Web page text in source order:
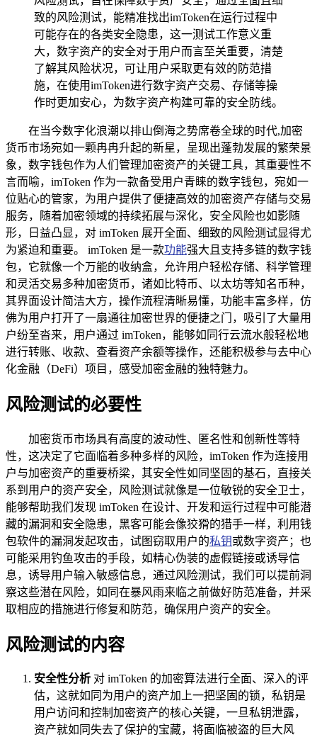
致的风险测试，能精准找出imToken在运行过程中
可能存在的各类安全隐患，这一测试工作意义重
大，数字资产的安全对于用户而言至关重要，清楚
了解其风险状况，可让用户采取更有效的防范措
施，在使用imToken进行数字资产交易、存储等操
作时更加安心，为数字资产构建可靠的安全防线。
在当今数字化浪潮以排山倒海之势席卷全球的时代,加密
货币市场宛如一颗冉冉升起的新星，呈现出蓬勃发展的繁荣景
象，数字钱包作为人们管理加密资产的关键工具，其重要性不
言而喻，imToken 作为一款备受用户青睐的数字钱包，宛如一
位贴心的管家，为用户提供了便捷高效的加密资产存储与交易
服务，随着加密领域的持续拓展与深化，安全风险也如影随
形，日益凸显，对 imToken 展开全面、细致的风险测试显得尤
为紧迫和重要。 imToken 是一款功能强大且支持多链的数字钱
包，它就像一个万能的收纳盒，允许用户轻松存储、科学管理
和灵活交易多种加密货币，诸如比特币、以太坊等知名币种，
其界面设计简洁大方，操作流程清晰易懂，功能丰富多样，仿
佛为用户打开了一扇通往加密世界的便捷之门，吸引了大量用
户纷至沓来，用户通过 imToken，能够如同行云流水般轻松地
进行转账、收款、查看资产余额等操作，还能积极参与去中心
化金融（DeFi）项目，感受加密金融的独特魅力。
风险测试的必要性
加密货币市场具有高度的波动性、匿名性和创新性等特
性，这决定了它面临着多种多样的风险，imToken 作为连接用
户与加密资产的重要桥梁，其安全性如同坚固的基石，直接关
系到用户的资产安全，风险测试就像是一位敏锐的安全卫士，
能够帮助我们发现 imToken 在设计、开发和运行过程中可能潜
藏的漏洞和安全隐患，黑客可能会像狡猾的猎手一样，利用钱
包软件的漏洞发起攻击，试图窃取用户的私钥或数字资产；也
可能采用钓鱼攻击的手段，如精心伪装的虚假链接或诱导信
息，诱导用户输入敏感信息，通过风险测试，我们可以提前洞
察这些潜在风险，如同在暴风雨来临之前做好防范准备，并采
取相应的措施进行修复和防范，确保用户资产的安全。
风险测试的内容
安全性分析 对 imToken 的加密算法进行全面、深入的评
估，这就如同为用户的资产加上一把坚固的锁，私钥是
用户访问和控制加密资产的核心关键，一旦私钥泄露，
资产就如同失去了保护的宝藏，将面临被盗的巨大风